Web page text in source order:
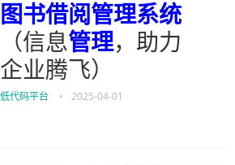
图书借阅管理系统
（信息管理，助力
企业腾飞）
低代码平台 • 2025-04-01